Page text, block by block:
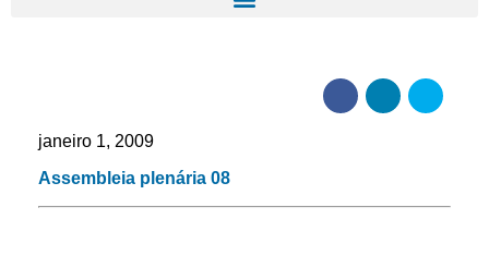
janeiro 1, 2009
Assembleia plenária 08